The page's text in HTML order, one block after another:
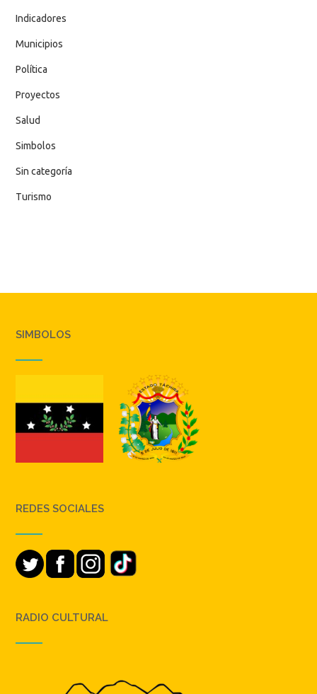
Indicadores
Municipios
Política
Proyectos
Salud
Simbolos
Sin categoría
Turismo
SIMBOLOS
REDES SOCIALES
RADIO CULTURAL